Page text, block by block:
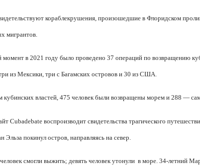
кораблекрушения, произошедшие в Флоридском
мигрантов.
в 2021 году было проведено 37 операций по возвращению
из Мексики, три с Багамских островов и 30 из США.
властей, 475 человек были возвращены морем и 288 —
Cubadebate воспроизводит свидетельства трагического
Эльза покинул остров, направляясь на север.
смогли выжить; девять человек утонули в море. 34-летний